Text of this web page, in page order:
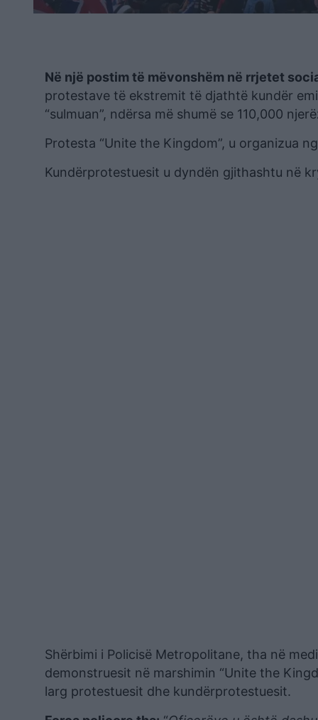
Në një postim të mëvonshëm në rrjetet
protestave të ekstremit të djathtë kundër
“sulmuan”, ndërsa më shumë se 110,000
Protesta “Unite the Kingdom”, u organizua
Kundërprotestuesit u dyndën gjithashtu në
Shërbimi i Policisë Metropolitane, tha në
demonstruesit në marshimin “Unite the
larg protestuesit dhe kundërprotestuesit.